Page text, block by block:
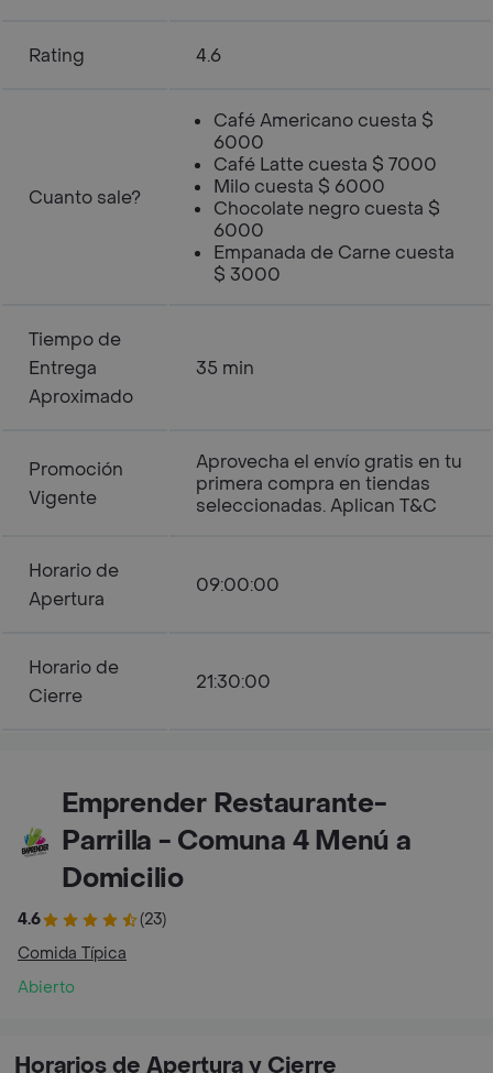
Rating 4.6
Cuanto sale?
Café Americano cuesta $
6000
Café Latte cuesta $ 7000
Milo cuesta $ 6000
Chocolate negro cuesta $
6000
Empanada de Carne cuesta
$ 3000
Tiempo de
Entrega
Aproximado
35 min
Promoción
Vigente
Aprovecha el envío gratis en tu
primera compra en tiendas
seleccionadas. Aplican T&C
Horario de
Apertura
09:00:00
Horario de
Cierre
21:30:00
Emprender Restaurante-
Parrilla - Comuna 4 Menú a
Domicilio
4.6
(23)
Comida Típica
Abierto
Horarios de Apertura y Cierre